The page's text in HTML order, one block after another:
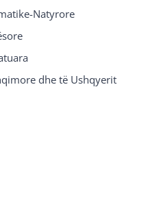
Natyrore
dhe të Ushqyerit